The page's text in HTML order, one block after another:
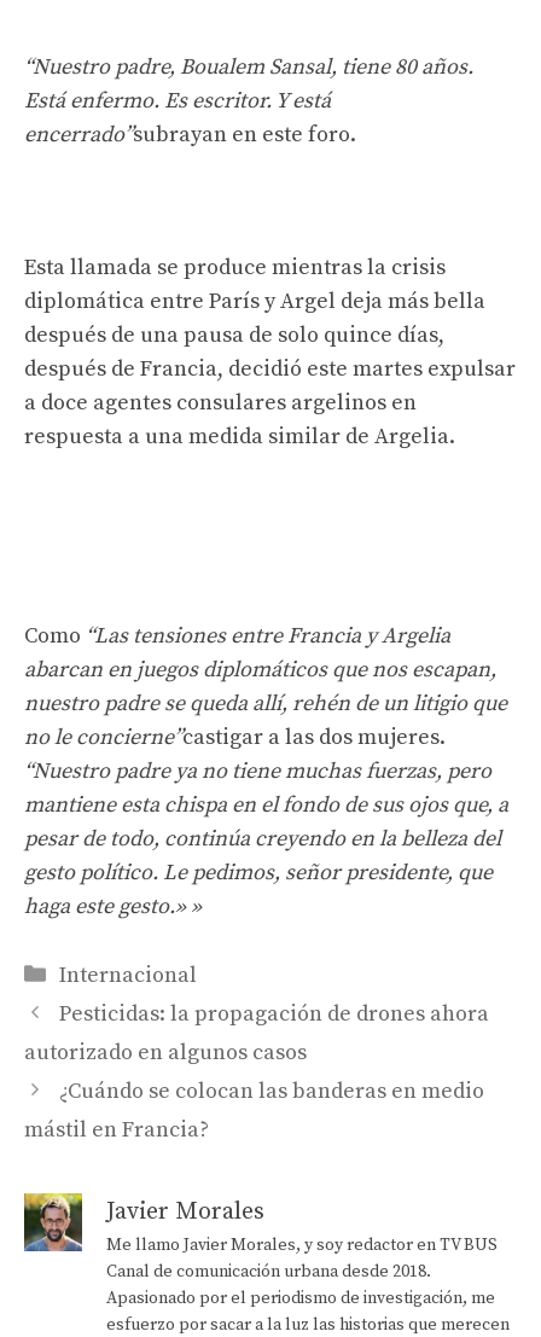
“Nuestro padre, Boualem Sansal, tiene 80 años.
Está enfermo. Es escritor. Y está
encerrado”subrayan en este foro.
Esta llamada se produce mientras la crisis
diplomática entre París y Argel deja más bella
después de una pausa de solo quince días,
después de Francia, decidió este martes expulsar
a doce agentes consulares argelinos en
respuesta a una medida similar de Argelia.
Como “Las tensiones entre Francia y Argelia
abarcan en juegos diplomáticos que nos escapan,
nuestro padre se queda allí, rehén de un litigio que
no le concierne”castigar a las dos mujeres.
“Nuestro padre ya no tiene muchas fuerzas, pero
mantiene esta chispa en el fondo de sus ojos que, a
pesar de todo, continúa creyendo en la belleza del
gesto político. Le pedimos, señor presidente, que
haga este gesto.» »
Categorías
Internacional
Pesticidas: la propagación de drones ahora
autorizado en algunos casos
¿Cuándo se colocan las banderas en medio
mástil en Francia?
Javier Morales
Me llamo Javier Morales, y soy redactor en TV BUS
Canal de comunicación urbana desde 2018.
Apasionado por el periodismo de investigación, me
esfuerzo por sacar a la luz las historias que merecen